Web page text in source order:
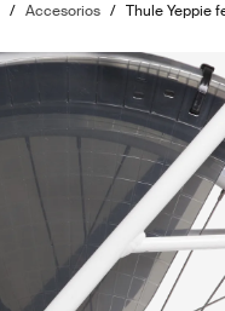
/ Accesorios / Thule Yeppie